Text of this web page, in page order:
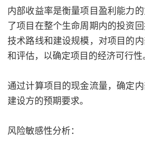
内部收益率是衡量项目盈利能力
了项目在整个生命周期内的投资
技术路线和建设规模，对项目的
和评估，以确定项目的经济可行性
通过计算项目的现金流量，确定
建设方的预期要求。
风险敏感性分析：